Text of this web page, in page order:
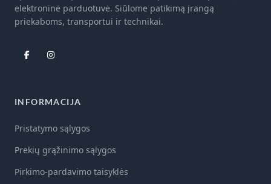
elektroninė parduotuvė. Siūlome patikimą įrangą
priekaboms, transportui ir technikai.
INFORMACIJA
Pristatymo sąlygos
Prekių grąžinimo sąlygos
Pirkimo-pardavimo taisyklės